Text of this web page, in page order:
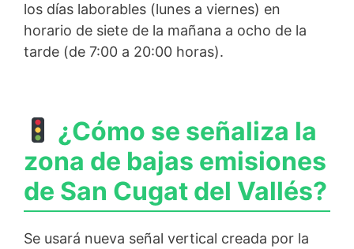
los días laborables (lunes a viernes) en
horario de siete de la mañana a ocho de la
tarde (de 7:00 a 20:00 horas).
¿Cómo se señaliza la
zona de bajas emisiones
de San Cugat del Vallés?
Se usará nueva señal vertical creada por la